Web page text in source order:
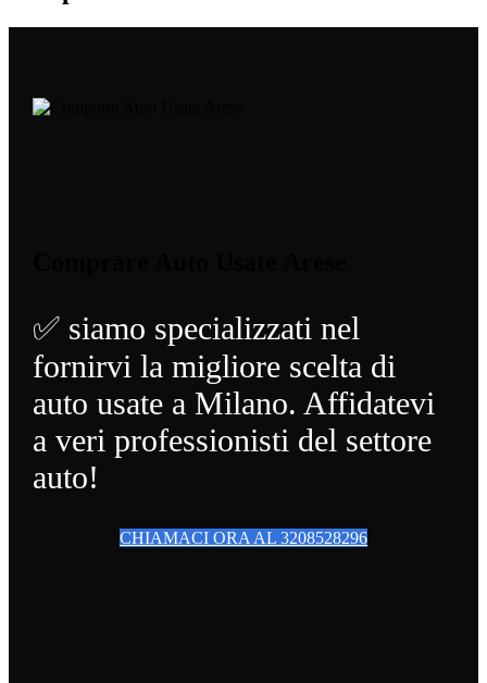
✅ siamo specializzati nel
fornirvi la migliore scelta di
auto usate a Milano. Affidatevi
a veri professionisti del settore
auto!
CHIAMACI ORA AL 3208528296